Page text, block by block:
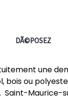
DÃ©POSEZ
une
bois ou
Saint-Maurice-